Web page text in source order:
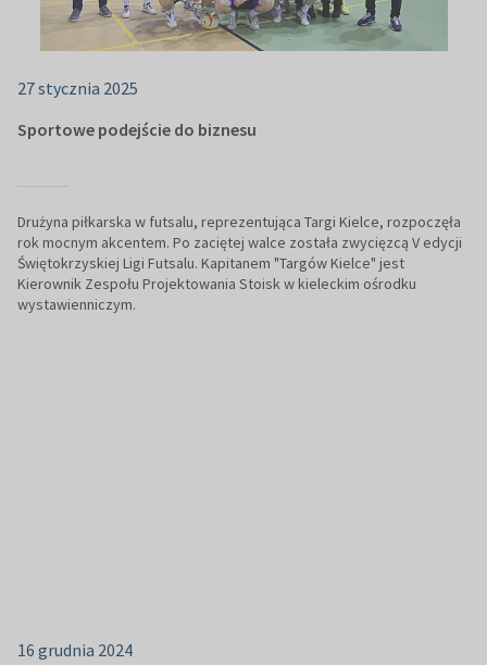
27 stycznia 2025
Sportowe podejście do biznesu
Drużyna piłkarska w futsalu, reprezentująca Targi Kielce, rozpoczęła
rok mocnym akcentem. Po zaciętej walce została zwycięzcą V edycji
Świętokrzyskiej Ligi Futsalu. Kapitanem "Targów Kielce" jest
Kierownik Zespołu Projektowania Stoisk w kieleckim ośrodku
wystawienniczym.
16 grudnia 2024